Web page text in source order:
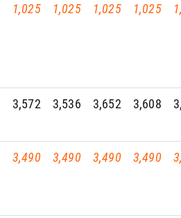
1,025 1,025 1,025 1,025
3,572 3,536 3,652 3,608
3,490 3,490 3,490 3,490